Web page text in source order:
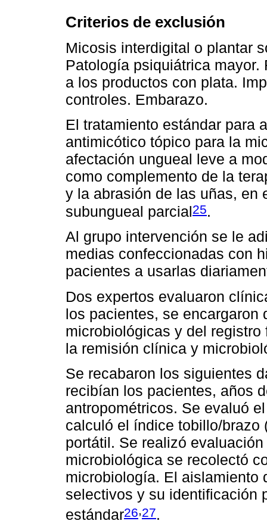
Criterios de exclusión
Micosis interdigital o plantar
Patología psiquiátrica
a los productos con plata.
controles. Embarazo.
El tratamiento estándar para
antimicótico tópico para la
afectación ungueal leve a
como complemento de la
y la abrasión de las uñas, en
subungueal parcial25.
Al grupo intervención se le
medias confeccionadas con
pacientes a usarlas
Dos expertos evaluaron
los pacientes, se encargaron
microbiológicas y del
la remisión clínica y
Se recabaron los siguientes
recibían los pacientes, años
antropométricos. Se evaluó
calculó el índice tobillo/brazo
portátil. Se realizó
microbiológica se recolectó
microbiología. El aislamiento
selectivos y su identificación
estándar26,27.